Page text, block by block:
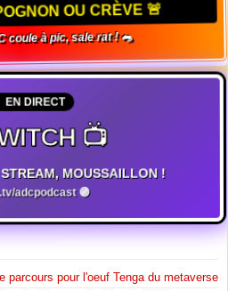
OU CRÈVE 🚨
coule à pic, sale rat ! 🐀
EN DIRECT
📺
MOUSSAILLON !
adcpodcast 🟣
parcours pour l'oeuf Tenga du metaverse